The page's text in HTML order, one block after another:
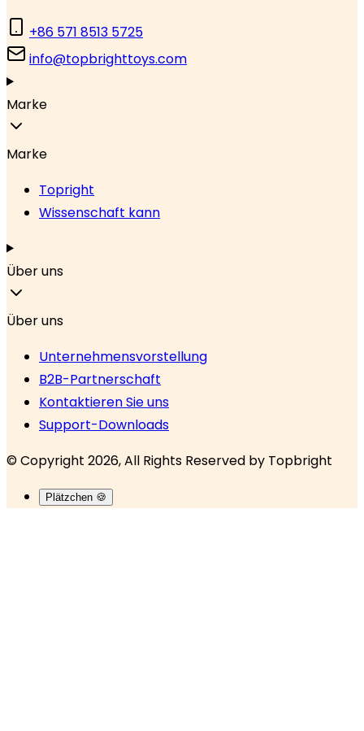
+86 571 8513 5725
info@topbrighttoys.com
Marke
Marke
Topright
Wissenschaft kann
Über uns
Über uns
Unternehmensvorstellung
B2B-Partnerschaft
Kontaktieren Sie uns
Support-Downloads
© Copyright 2026, All Rights Reserved by Topbright
Plätzchen 🍪